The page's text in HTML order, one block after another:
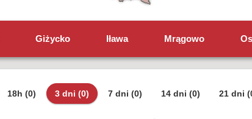
Giżycko Iława Mrągowo
18h (0) 3 dni (0) 7 dni (0) 14 dni (0) 21 dni